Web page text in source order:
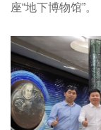
座“地下博物馆”。